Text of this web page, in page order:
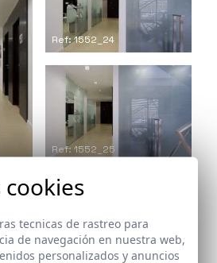
Ref: 1552_24
Ref: 1552_25
Ref: 1552_26
tecnicas de rastreo para
de navegación en nuestra web,
personalizados y anuncios